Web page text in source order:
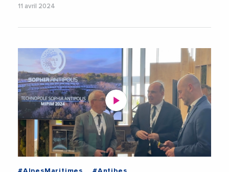
11 avril 2024